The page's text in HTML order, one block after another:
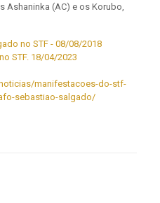
Ashaninka (AC) e os Korubo,
manifestacoes-do-stf-
sebastiao-salgado/